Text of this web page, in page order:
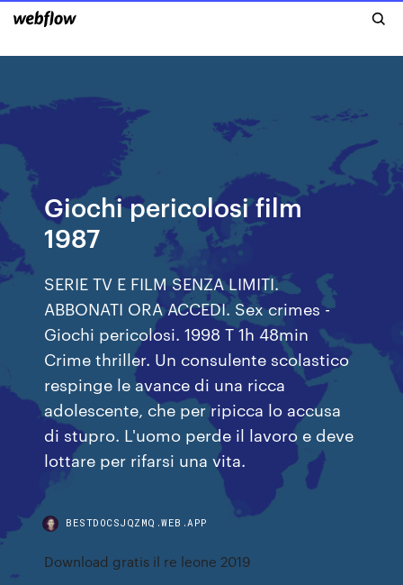
Giochi pericolosi film
1987
SERIE TV E FILM SENZA LIMITI.
ABBONATI ORA ACCEDI. Sex crimes -
Giochi pericolosi. 1998 T 1h 48min
Crime thriller. Un consulente scolastico
respinge le avance di una ricca
adolescente, che per ripicca lo accusa
di stupro. L'uomo perde il lavoro e deve
lottare per rifarsi una vita.
BESTDOCSJQZMQ.WEB.APP
Download gratis il re leone 2019